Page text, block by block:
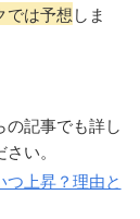
では予想しま
記事でも詳し
い。
上昇？理由と